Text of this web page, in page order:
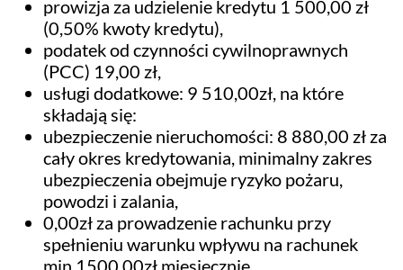
prowizja za udzielenie kredytu 1 500,00 zł
(0,50% kwoty kredytu),
podatek od czynności cywilnoprawnych
(PCC) 19,00 zł,
usługi dodatkowe: 9 510,00zł, na które
składają się:
ubezpieczenie nieruchomości: 8 880,00 zł za
cały okres kredytowania, minimalny zakres
ubezpieczenia obejmuje ryzyko pożaru,
powodzi i zalania,
0,00zł za prowadzenie rachunku przy
spełnieniu warunku wpływu na rachunek